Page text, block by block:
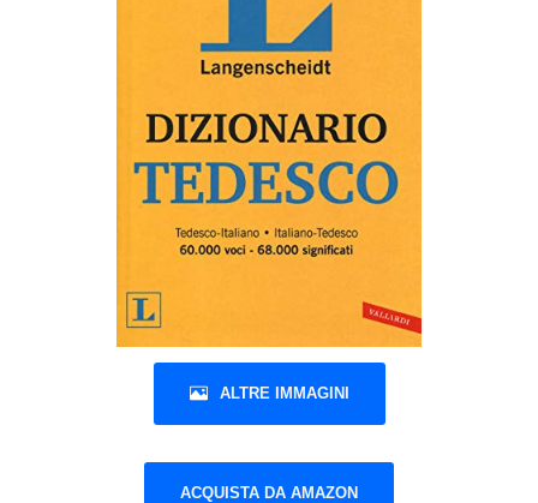
ALTRE IMMAGINI
ACQUISTA DA AMAZON